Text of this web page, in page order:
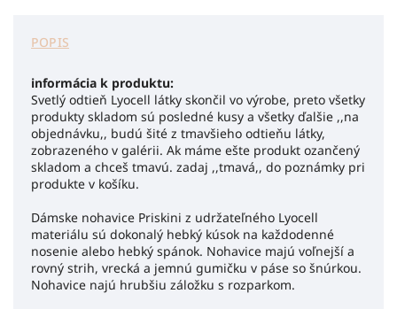
POPIS
informácia k produktu:
Svetlý odtieň Lyocell látky skončil vo výrobe, preto všetky
produkty skladom sú posledné kusy a všetky ďalšie ,,na
objednávku,, budú šité z tmavšieho odtieňu látky,
zobrazeného v galérii. Ak máme ešte produkt ozančený
skladom a chceš tmavú. zadaj ,,tmavá,, do poznámky pri
produkte v košíku.
Dámske nohavice Priskini z udržateľného Lyocell
materiálu sú dokonalý hebký kúsok na každodenné
nosenie alebo hebký spánok. Nohavice majú voľnejší a
rovný strih, vrecká a jemnú gumičku v páse so šnúrkou.
Nohavice najú hrubšiu záložku s rozparkom.